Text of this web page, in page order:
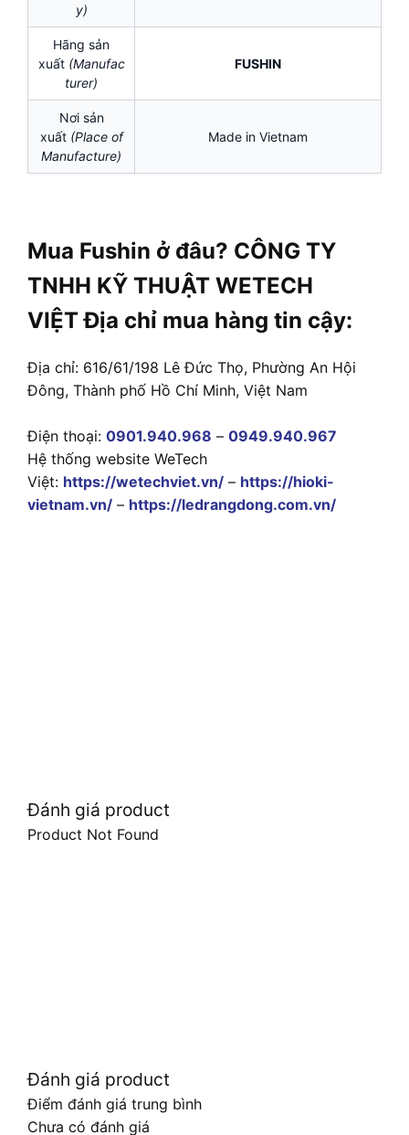
y)
Hãng sản
xuất (Manufac
turer)
FUSHIN
Nơi sản
xuất (Place of
Manufacture)
Made in Vietnam
Mua Fushin ở đâu? CÔNG TY
TNHH KỸ THUẬT WETECH
VIỆT Địa chỉ mua hàng tin cậy:
Địa chỉ: 616/61/198 Lê Đức Thọ, Phường An Hội
Đông, Thành phố Hồ Chí Minh, Việt Nam
Điện thoại: 0901.940.968 – 0949.940.967
Hệ thống website WeTech
Việt: https://wetechviet.vn/ – https://hioki-
vietnam.vn/ – https://ledrangdong.com.vn/
Đánh giá product
Product Not Found
Đánh giá product
Điểm đánh giá trung bình
Chưa có đánh giá